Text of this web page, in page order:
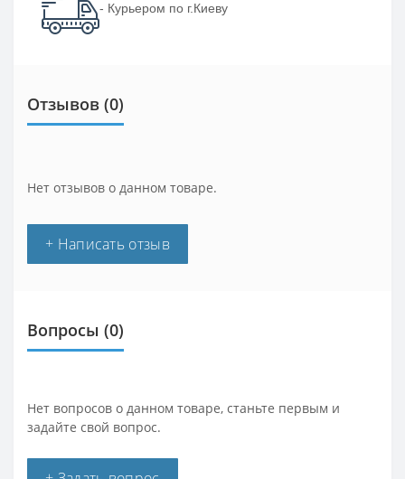
- Курьером по г.Киеву
Отзывов (0)
Нет отзывов о данном товаре.
+ Написать отзыв
Вопросы (0)
Нет вопросов о данном товаре, станьте первым и
задайте свой вопрос.